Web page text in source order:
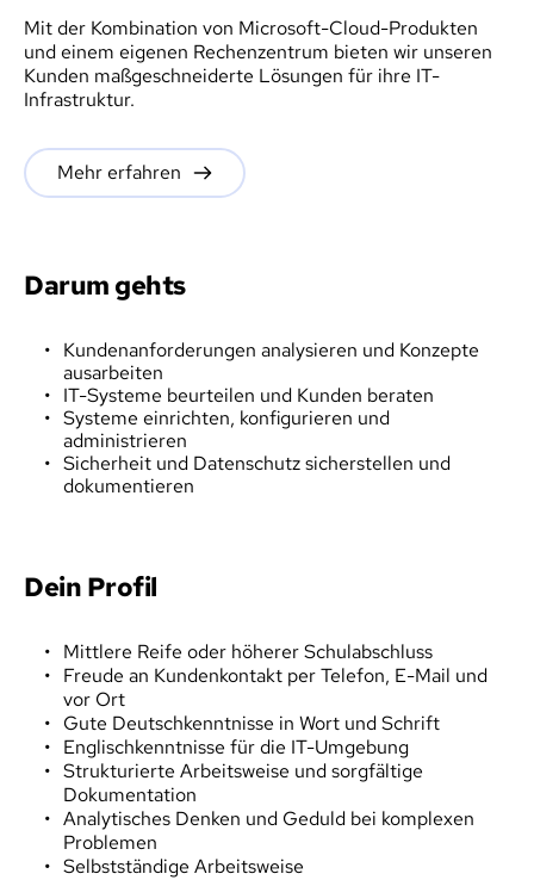
Mit der Kombination von Microsoft-Cloud-Produkten
und einem eigenen Rechenzentrum bieten wir unseren
Kunden maßgeschneiderte Lösungen für ihre IT-
Infrastruktur.
Mehr erfahren
Darum gehts
Kundenanforderungen analysieren und Konzepte
ausarbeiten
IT-Systeme beurteilen und Kunden beraten
Systeme einrichten, konfigurieren und
administrieren
Sicherheit und Datenschutz sicherstellen und
dokumentieren
Dein Profil
Mittlere Reife oder höherer Schulabschluss
Freude an Kundenkontakt per Telefon, E-Mail und
vor Ort
Gute Deutschkenntnisse in Wort und Schrift
Englischkenntnisse für die IT-Umgebung
Strukturierte Arbeitsweise und sorgfältige
Dokumentation
Analytisches Denken und Geduld bei komplexen
Problemen
Selbstständige Arbeitsweise